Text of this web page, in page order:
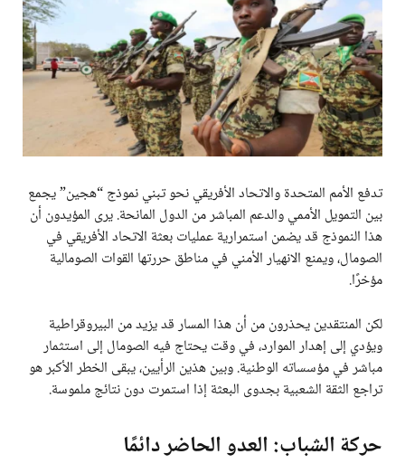
تدفع الأمم المتحدة والاتحاد الأفريقي نحو تبني نموذج “هجين” يجمع
بين التمويل الأممي والدعم المباشر من الدول المانحة. يرى المؤيدون أن
هذا النموذج قد يضمن استمرارية عمليات بعثة الاتحاد الأفريقي في
الصومال، ويمنع الانهيار الأمني في مناطق حررتها القوات الصومالية
مؤخرًا.
لكن المنتقدين يحذرون من أن هذا المسار قد يزيد من البيروقراطية
ويؤدي إلى إهدار الموارد، في وقت يحتاج فيه الصومال إلى استثمار
مباشر في مؤسساته الوطنية. وبين هذين الرأيين، يبقى الخطر الأكبر هو
تراجع الثقة الشعبية بجدوى البعثة إذا استمرت دون نتائج ملموسة.
حركة الشباب: العدو الحاضر دائمًا